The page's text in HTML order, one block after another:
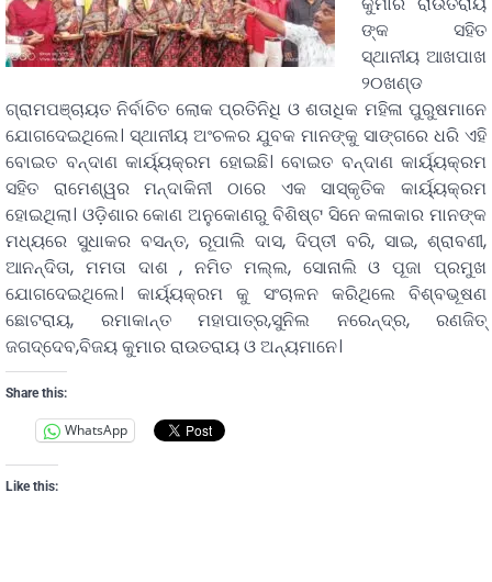
ଙ୍କ ସହିତ
ସ୍ଥାନୀୟ ଆଖପାଖ
୨୦ଖଣ୍ଡ
ଗ୍ରାମପଞ୍ଚାୟତ ନିର୍ବାଚିତ ଲୋକ ପ୍ରତିନିଧି ଓ ଶତାଧିକ ମହିଳା ପୁରୁଷମାନେ
ଯୋଗଦେଇଥିଲେ। ସ୍ଥାନୀୟ ଅଂଚଳର ଯୁବକ ମାନଙ୍କୁ ସାଙ୍ଗରେ ଧରି ଏହି
ବୋଇତ ବନ୍ଦାଣ କାର୍ୟ୍ୟକ୍ରମ ହୋଇଛି। ବୋଇତ ବନ୍ଦାଣ କାର୍ୟ୍ୟକ୍ରମ
ସହିତ ରାମେଶ୍ୱର ମନ୍ଦାକିନୀ ଠାରେ ଏକ ସାସ୍କୃତିକ କାର୍ୟ୍ୟକ୍ରମ
ହୋଇଥିଲା। ଓଡ଼ିଶାର କୋଣ ଅନୁକୋଣରୁ ବିଶିଷ୍ଟ ସିନେ କଳାକାର ମାନଙ୍କ
ମଧ୍ୟରେ ସୁଧାକର ବସନ୍ତ, ରୂପାଲି ଦାସ, ଦିପ୍ତୀ ବରି, ସାଇ, ଶ୍ରାବଣୀ,
ଆନନ୍ଦିତା, ମମତା ଦାଶ , ନମିତ ମଲ୍ଲ, ସୋନାଲି ଓ ପୂଜା ପ୍ରମୁଖ
ଯୋଗଦେଇଥିଲେ। କାର୍ୟ୍ୟକ୍ରମ କୁ ସଂଚାଳନ କରିଥିଲେ ବିଶ୍ବଭୂଷଣ
ଛୋଟରାୟ, ରମାକାନ୍ତ ମହାପାତ୍ର,ସୁନିଲ ନରେନ୍ଦ୍ର, ରଣଜିତ୍
ଜଗଦ୍ଦେବ,ବିଜୟ କୁମାର ରାଉତରାୟ ଓ ଅନ୍ୟମାନେ।
Share this:
WhatsApp
Like this: